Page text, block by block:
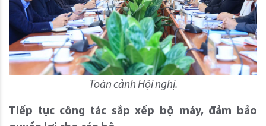
Toàn cảnh Hội nghị.
Tiếp tục công tác sắp xếp bộ máy, đảm bảo